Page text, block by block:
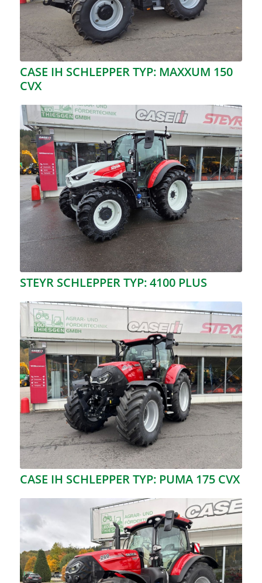
CASE IH SCHLEPPER TYP: MAXXUM 150
CVX
STEYR SCHLEPPER TYP: 4100 PLUS
CASE IH SCHLEPPER TYP: PUMA 175 CVX